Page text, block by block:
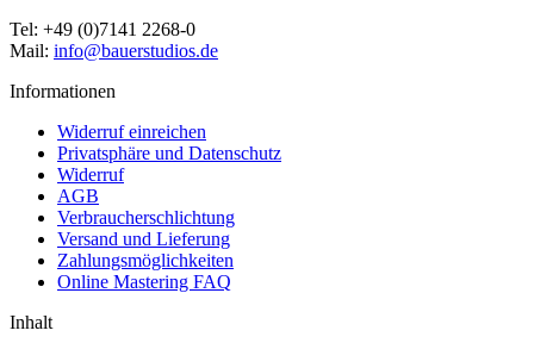
Tel: +49 (0)7141 2268-0
Mail: info@bauerstudios.de
Informationen
Widerruf einreichen
Privatsphäre und Datenschutz
Widerruf
AGB
Verbraucherschlichtung
Versand und Lieferung
Zahlungsmöglichkeiten
Online Mastering FAQ
Inhalt